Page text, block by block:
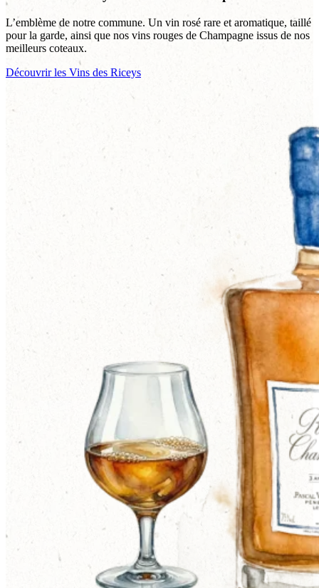
L’emblème de notre commune. Un vin rosé rare et aromatique, taillé
pour la garde, ainsi que nos vins rouges de Champagne issus de nos
meilleurs coteaux.
Découvrir les Vins des Riceys